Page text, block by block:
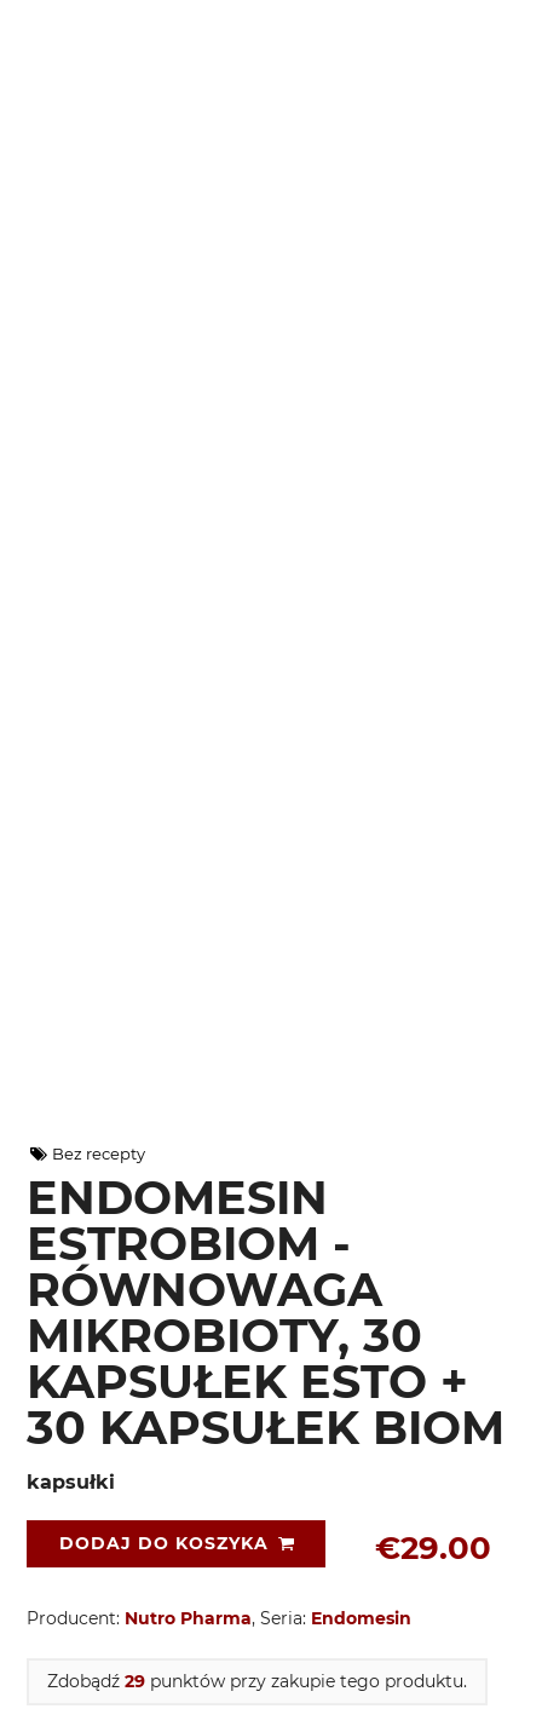
Bez recepty
ENDOMESIN
ESTROBIOM -
RÓWNOWAGA
MIKROBIOTY, 30
KAPSUŁEK ESTO +
30 KAPSUŁEK BIOM
kapsułki
€29.00
DODAJ DO KOSZYKA
Producent: Nutro Pharma, Seria: Endomesin
Zdobądź 29 punktów przy zakupie tego produktu.